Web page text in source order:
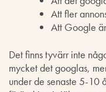
Att fler
Att Google
Det finns tyvärr inte
mycket det googlas,
under de senaste 5-10